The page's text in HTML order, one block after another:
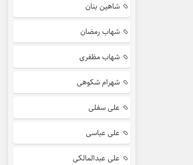
شاهین بنان
شهاب رمضان
شهاب مظفری
شهرام شکوهی
علی سفلی
علی عباسی
علی عبدالمالکی